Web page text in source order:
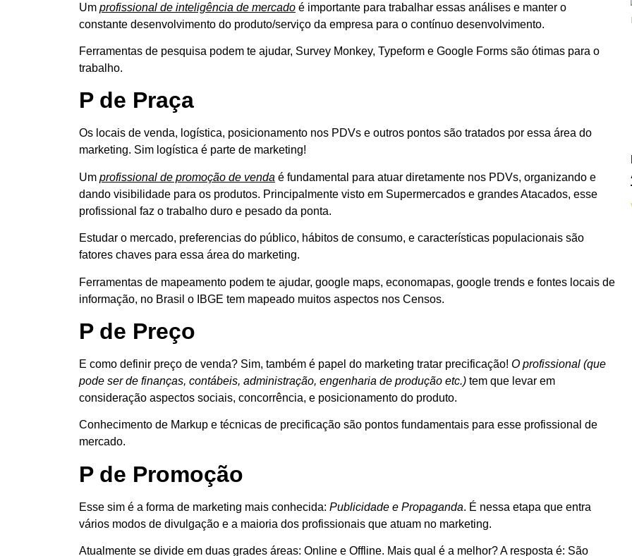
Um profissional de inteligência de mercado é importante para trabalhar essas análises e manter o
constante desenvolvimento do produto/serviço da empresa para o contínuo desenvolvimento.
Ferramentas de pesquisa podem te ajudar, Survey Monkey, Typeform e Google Forms são ótimas para o
trabalho.
P de Praça
Os locais de venda, logística, posicionamento nos PDVs e outros pontos são tratados por essa área do
marketing. Sim logística é parte de marketing!
Um profissional de promoção de venda é fundamental para atuar diretamente nos PDVs, organizando e
dando visibilidade para os produtos. Principalmente visto em Supermercados e grandes Atacados, esse
profissional faz o trabalho duro e pesado da ponta.
Estudar o mercado, preferencias do público, hábitos de consumo, e características populacionais são
fatores chaves para essa área do marketing.
Ferramentas de mapeamento podem te ajudar, google maps, economapas, google trends e fontes locais de
informação, no Brasil o IBGE tem mapeado muitos aspectos nos Censos.
P de Preço
E como definir preço de venda? Sim, também é papel do marketing tratar precificação! O profissional (que
pode ser de finanças, contábeis, administração, engenharia de produção etc.) tem que levar em
consideração aspectos sociais, concorrência, e posicionamento do produto.
Conhecimento de Markup e técnicas de precificação são pontos fundamentais para esse profissional de
mercado.
P de Promoção
Esse sim é a forma de marketing mais conhecida: Publicidade e Propaganda. É nessa etapa que entra
vários modos de divulgação e a maioria dos profissionais que atuam no marketing.
Atualmente se divide em duas grades áreas: Online e Offline. Mais qual é a melhor? A resposta é: São